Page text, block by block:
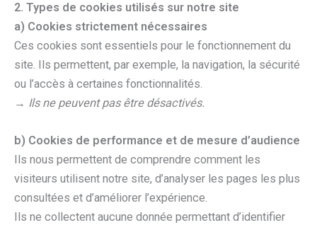
2. Types de cookies utilisés sur notre site
a) Cookies strictement nécessaires
Ces cookies sont essentiels pour le fonctionnement du
site. Ils permettent, par exemple, la navigation, la sécurité
ou l’accès à certaines fonctionnalités.
→ Ils ne peuvent pas être désactivés.
b) Cookies de performance et de mesure d’audience
Ils nous permettent de comprendre comment les
visiteurs utilisent notre site, d’analyser les pages les plus
consultées et d’améliorer l’expérience.
Ils ne collectent aucune donnée permettant d’identifier